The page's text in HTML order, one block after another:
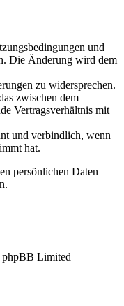
und
Die Änderung wird dem
zu widersprechen.
zwischen dem
Vertragsverhältnis mit
und verbindlich, wenn
hat.
persönlichen Daten
Limited